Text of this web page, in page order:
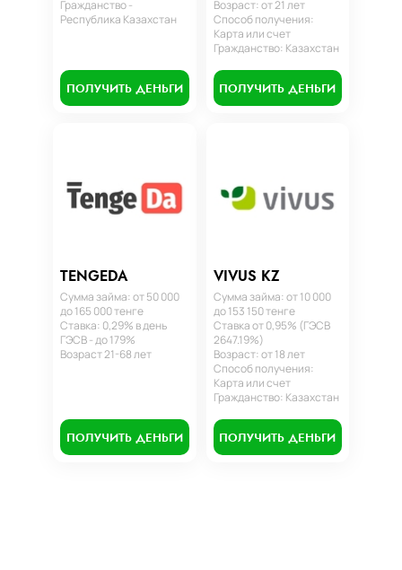
Гражданство -
Республика Казахстан
ПОЛУЧИТЬ ДЕНЬГИ
Возраст: от 21 лет
Способ получения:
Карта или счет
Гражданство: Казахстан
ПОЛУЧИТЬ ДЕНЬГИ
TENGEDA
Сумма займа: от 50 000
до 165 000 тенге
Ставка: 0,29% в день
ГЭСВ - до 179%
Возраст 21-68 лет
ПОЛУЧИТЬ ДЕНЬГИ
VIVUS KZ
Сумма займа: от 10 000
до 153 150 тенге
Ставка от 0,95% (ГЭСВ
2647.19%)
Возраст: от 18 лет
Способ получения:
Карта или счет
Гражданство: Казахстан
ПОЛУЧИТЬ ДЕНЬГИ